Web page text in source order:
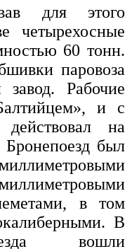
для этого
четырехосные
60 тонн.
паровоза
завод. Рабочие
и с
на
был
в том
В
вошли